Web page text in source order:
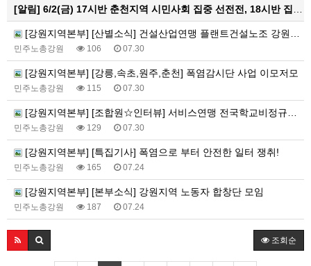
[알림] 6/2(금) 17시반 춘천지역 시민사회 집중 선전전, 18시반 집중 촛불문화제
[강원지역본부] [산별소식] 건설산업연맹 플랜트건설노조 강원충북지부
민주노총강원 106 07.30
[강원지역본부] [강릉,속초,원주,춘천] 폭염감시단 사업 이모저모
민주노총강원 115 07.30
[강원지역본부] [조합원☆인터뷰] 서비스연맹 전국학교비정규직노동조합 강원지부 김유미 춘천지회장
민주노총강원 129 07.30
[강원지역본부] [특집기사] 폭염으로 부터 안전한 일터 쟁취!
민주노총강원 165 07.24
[강원지역본부] [본부소식] 강원지역 노동자 합창단 모임
민주노총강원 187 07.24
조회순